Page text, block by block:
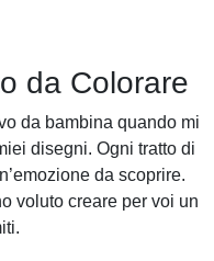
da Colorare
da bambina quando mi
disegni. Ogni tratto di
da scoprire.
voluto creare per voi un